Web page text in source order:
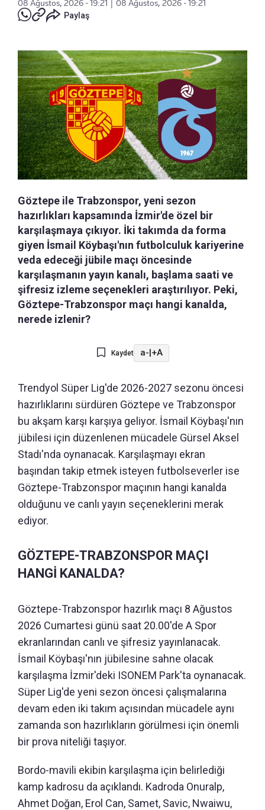
08 Ağustos, 2026 - 19:21
08 Ağustos, 2026 - 19:21
Paylaş
Göztepe ile Trabzonspor, yeni sezon
hazırlıkları kapsamında İzmir'de özel bir
karşılaşmaya çıkıyor. İki takımda da forma
giyen İsmail Köybaşı'nın futbolculuk kariyerine
veda edeceği jübile maçı öncesinde
karşılaşmanın yayın kanalı, başlama saati ve
şifresiz izleme seçenekleri araştırılıyor. Peki,
Göztepe-Trabzonspor maçı hangi kanalda,
nerede izlenir?
Kaydet a- +A
Trendyol Süper Lig'de 2026-2027 sezonu öncesi
hazırlıklarını sürdüren Göztepe ve Trabzonspor
bu akşam karşı karşıya geliyor. İsmail Köybaşı'nın
jübilesi için düzenlenen mücadele Gürsel Aksel
Stadı'nda oynanacak. Karşılaşmayı ekran
başından takip etmek isteyen futbolseverler ise
Göztepe-Trabzonspor maçının hangi kanalda
olduğunu ve canlı yayın seçeneklerini merak
ediyor.
GÖZTEPE-TRABZONSPOR MAÇI
HANGİ KANALDA?
Göztepe-Trabzonspor hazırlık maçı 8 Ağustos
2026 Cumartesi günü saat 20.00'de A Spor
ekranlarından canlı ve şifresiz yayınlanacak.
İsmail Köybaşı'nın jübilesine sahne olacak
karşılaşma İzmir'deki ISONEM Park'ta oynanacak.
Süper Lig'de yeni sezon öncesi çalışmalarına
devam eden iki takım açısından mücadele aynı
zamanda son hazırlıkların görülmesi için önemli
bir prova niteliği taşıyor.
Bordo-mavili ekibin karşılaşma için belirlediği
kamp kadrosu da açıklandı. Kadroda Onuralp,
Ahmet Doğan, Erol Can, Samet, Savic, Nwaiwu,